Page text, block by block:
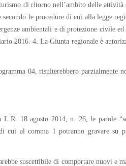
di ritorno nell’ambito delle
le procedure di cui alla legge
ambientali e di protezione civile
2016. 4. La Giunta regionale è
04, risulterebbero
18 agosto 2014, n. 26, le parole
cui al comma 1 potranno gravare
suscettibile di comportare nuovi